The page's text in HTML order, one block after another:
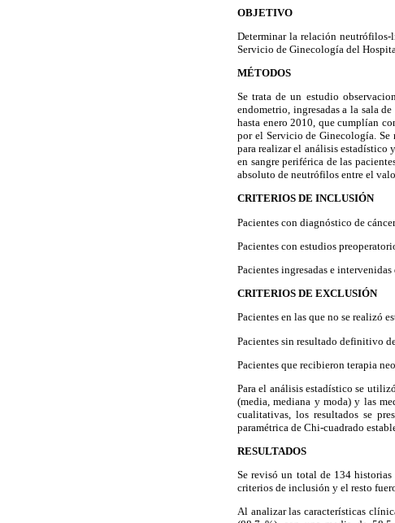
OBJETIVO
Determinar la relación neutrófilos-
Servicio de Ginecología del
MÉTODOS
Se trata de un estudio
endometrio, ingresadas a la sala
hasta enero 2010, que cumplían
por el Servicio de Ginecología.
para realizar el análisis
en sangre periférica de las
absoluto de neutrófilos entre el
CRITERIOS DE INCLUSIÓN
Pacientes con diagnóstico de
Pacientes con estudios
Pacientes ingresadas e
CRITERIOS DE EXCLUSIÓN
Pacientes en las que no se realizó
Pacientes sin resultado definitivo
Pacientes que recibieron terapia
Para el análisis estadístico se
(media, mediana y moda) y las
cualitativas, los resultados se
paramétrica de Chi-cuadrado
RESULTADOS
Se revisó un total de 134
criterios de inclusión y el resto
Al analizar las características